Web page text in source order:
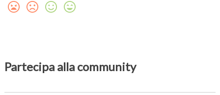
Partecipa alla community